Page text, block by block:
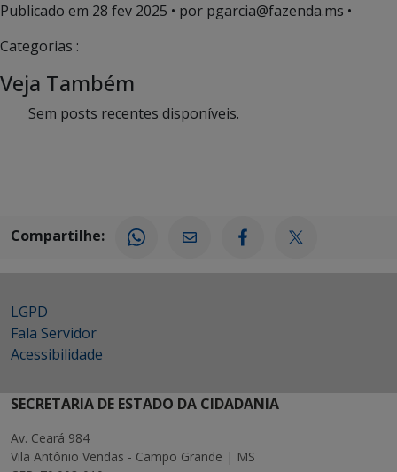
Publicado em 28 fev 2025 • por pgarcia@fazenda.ms •
Categorias :
Veja Também
Sem posts recentes disponíveis.
Compartilhe:
LGPD
Fala Servidor
Acessibilidade
SECRETARIA DE ESTADO DA CIDADANIA
Av. Ceará 984
Vila Antônio Vendas - Campo Grande | MS